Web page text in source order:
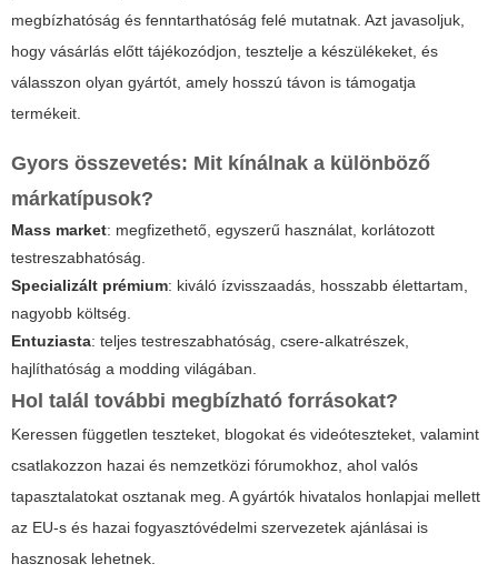
megbízhatóság és fenntarthatóság felé mutatnak. Azt javasoljuk,
hogy vásárlás előtt tájékozódjon, tesztelje a készülékeket, és
válasszon olyan gyártót, amely hosszú távon is támogatja
termékeit.
Gyors összevetés: Mit kínálnak a különböző
márkatípusok?
Mass market: megfizethető, egyszerű használat, korlátozott
testreszabhatóság.
Specializált prémium: kiváló ízvisszaadás, hosszabb élettartam,
nagyobb költség.
Entuziasta: teljes testreszabhatóság, csere-alkatrészek,
hajlíthatóság a modding világában.
Hol talál további megbízható forrásokat?
Keressen független teszteket, blogokat és videóteszteket, valamint
csatlakozzon hazai és nemzetközi fórumokhoz, ahol valós
tapasztalatokat osztanak meg. A gyártók hivatalos honlapjai mellett
az EU-s és hazai fogyasztóvédelmi szervezetek ajánlásai is
hasznosak lehetnek.